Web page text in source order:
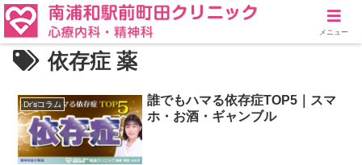
依存症 薬
Dr'sコラム
誰でもハマる依存症TOP5｜スマ
ホ・お酒・ギャンブル
メニュー